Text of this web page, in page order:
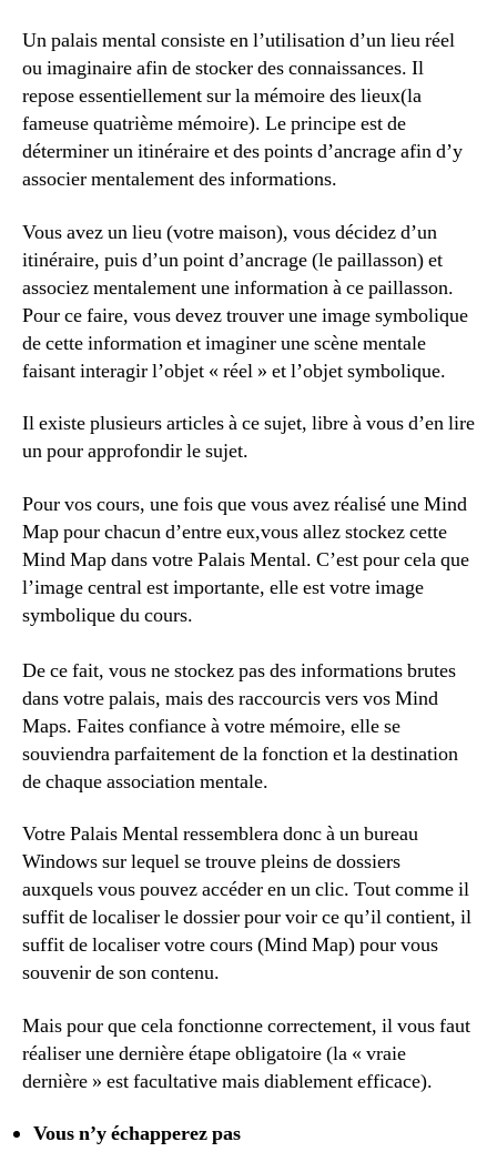
Un palais mental consiste en l’utilisation d’un lieu réel
ou imaginaire afin de stocker des connaissances. Il
repose essentiellement sur la mémoire des lieux(la
fameuse quatrième mémoire). Le principe est de
déterminer un itinéraire et des points d’ancrage afin d’y
associer mentalement des informations.
Vous avez un lieu (votre maison), vous décidez d’un
itinéraire, puis d’un point d’ancrage (le paillasson) et
associez mentalement une information à ce paillasson.
Pour ce faire, vous devez trouver une image symbolique
de cette information et imaginer une scène mentale
faisant interagir l’objet « réel » et l’objet symbolique.
Il existe plusieurs articles à ce sujet, libre à vous d’en lire
un pour approfondir le sujet.
Pour vos cours, une fois que vous avez réalisé une Mind
Map pour chacun d’entre eux,vous allez stockez cette
Mind Map dans votre Palais Mental. C’est pour cela que
l’image central est importante, elle est votre image
symbolique du cours.
De ce fait, vous ne stockez pas des informations brutes
dans votre palais, mais des raccourcis vers vos Mind
Maps. Faites confiance à votre mémoire, elle se
souviendra parfaitement de la fonction et la destination
de chaque association mentale.
Votre Palais Mental ressemblera donc à un bureau
Windows sur lequel se trouve pleins de dossiers
auxquels vous pouvez accéder en un clic. Tout comme il
suffit de localiser le dossier pour voir ce qu’il contient, il
suffit de localiser votre cours (Mind Map) pour vous
souvenir de son contenu.
Mais pour que cela fonctionne correctement, il vous faut
réaliser une dernière étape obligatoire (la « vraie
dernière » est facultative mais diablement efficace).
Vous n’y échapperez pas